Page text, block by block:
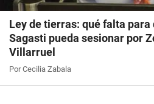
Ley de tierras: qué falta para
Sagasti pueda sesionar por
Villarruel
Por Cecilia Zabala